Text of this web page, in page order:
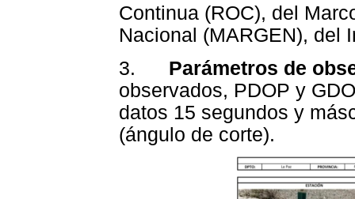
Continua (ROC), del
Nacional (MARGEN), del
3. Parámetros de
observados, PDOP y
datos 15 segundos y
(ángulo de corte).